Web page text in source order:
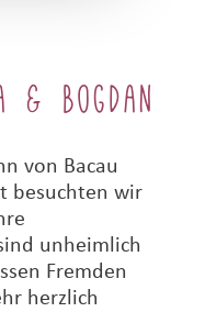
& Bogdan
von Bacau
besuchten wir
unheimlich
Fremden
herzlich